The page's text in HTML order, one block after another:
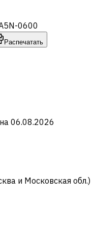
0600
Распечатать
06.08.2026
и Московская обл.)